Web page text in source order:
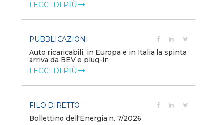
LEGGI DI PIÙ
PUBBLICAZIONI
Auto ricaricabili, in Europa e in Italia la spinta
arriva da BEV e plug-in
LEGGI DI PIÙ
FILO DIRETTO
Bollettino dell'Energia n. 7/2026